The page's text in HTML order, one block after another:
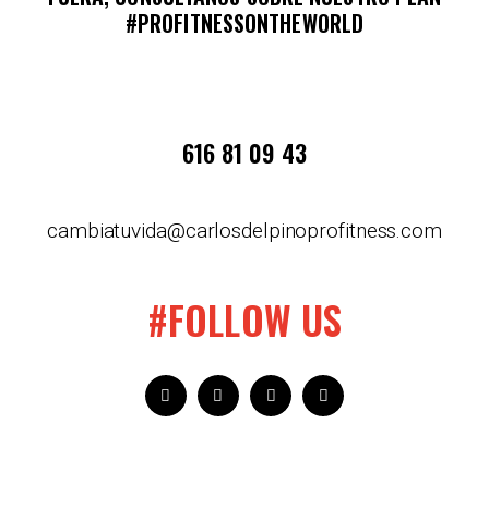
#PROFITNESSONTHEWORLD
616 81 09 43
cambiatuvida@carlosdelpinoprofitness.com
#FOLLOW US